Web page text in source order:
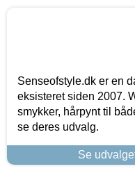
Senseofstyle.dk er en
eksisteret siden 2007.
smykker, hårpynt til
se deres udvalg.
Se